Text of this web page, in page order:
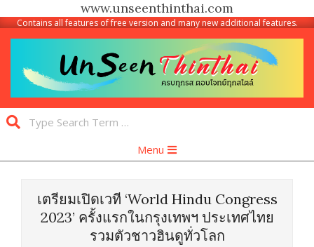
www.unseenthinthai.com
SkipContains all features of free version and many new additional features.
Unseen
Thinthai
Navigation
Menu
เตรียมเปิดเวที ‘World Hindu Congress
2023’ ครั้งแรกในกรุงเทพฯ ประเทศไทย
รวมตัวชาวฮินดูทั่วโลก